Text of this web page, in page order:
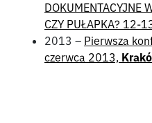
DOKUMENTACYJNE
CZY PUŁAPKA? 12-
2013 – Pierwsza
czerwca 2013,